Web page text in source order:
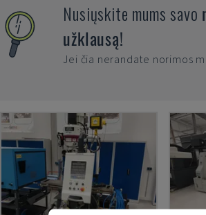
Nusiųskite mums savo
užklausą!
Jei čia nerandate norimos